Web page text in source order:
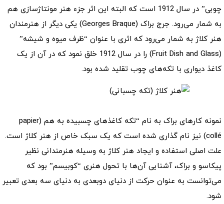
چوبی” در سال 1912 است که البته این اثر جزء هنر مونتاژسازی هم
به شمار می‌رود. جرج براک (Georges Braque) یکی دیگر از هنرمندان
هنر کلاژ به شمار می‌رود که اثری با عنوان “ظرف میوه و شیشه”
(Fruit Dish and Glass) را در سال 1912 خلق نمود که در آن از یک
کاغذ دیواری با تکه‌های چوب تقلید شده بود.
نمونه کارهای براک به نام “تکه کاغذهای چسبیده به هم (papier
collé) نیز نام گذاری شده است که یک سبک خاص از هنر کلاژ است.
علت اصلی استفاده و ایجاد هنر کلاژ به وسیله هنرمندانی نظیر
پیکاسو و براک، آشنایی آن‌ها با تحول هنری “کوبیسم” بود که
می‌توانست به عنوان حرکت از دنیای دوبعدی به دنیای سه بعدی تعبیر
شود.